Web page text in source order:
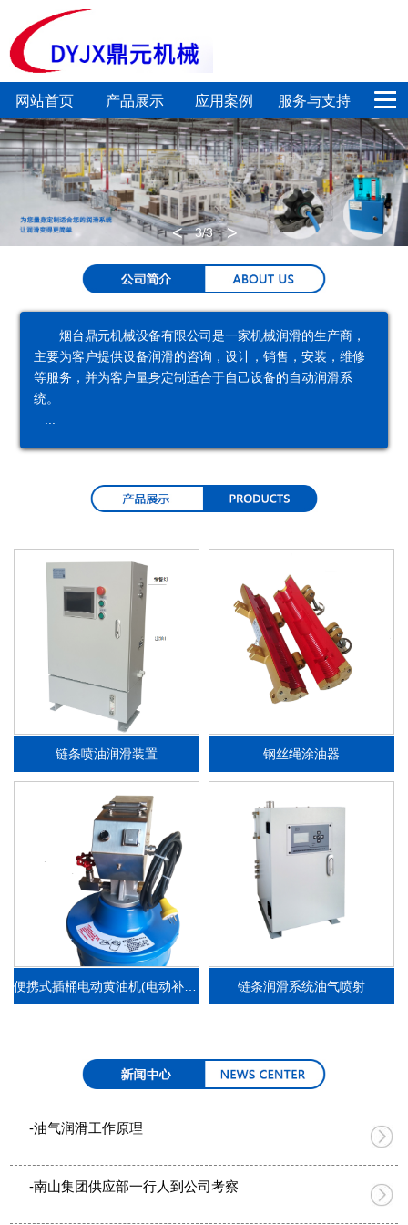
网站首页 产品展示
电
动
润
滑
定
量
加
注
系
集
中
润
滑
系
链
条
润
滑
系
喷
系
统
气
泵
润
器
专
应用案例 服务与支持
新闻中心 关于我们
联系我们
3/3
< >
烟台鼎元机械设备有限公司是一家机械润滑的生产商，
主要为客户提供设备润滑的咨询，设计，销售，安装，维修
等服务，并为客户量身定制适合于自己设备的自动润滑系
统。
链条喷油润滑装置 钢丝绳涂油器
便携式插桶电动黄油机(电动补脂泵） 链条润滑系统油气喷射
-油气润滑工作原理
-南山集团供应部一行人到公司考察